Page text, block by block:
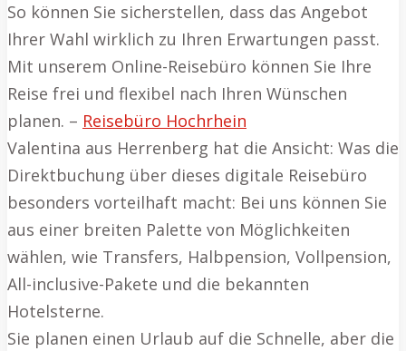
So können Sie sicherstellen, dass das Angebot
Ihrer Wahl wirklich zu Ihren Erwartungen passt.
Mit unserem Online-Reisebüro können Sie Ihre
Reise frei und flexibel nach Ihren Wünschen
planen. – Reisebüro Hochrhein
Valentina aus Herrenberg hat die Ansicht: Was die
Direktbuchung über dieses digitale Reisebüro
besonders vorteilhaft macht: Bei uns können Sie
aus einer breiten Palette von Möglichkeiten
wählen, wie Transfers, Halbpension, Vollpension,
All-inclusive-Pakete und die bekannten
Hotelsterne.
Sie planen einen Urlaub auf die Schnelle, aber die